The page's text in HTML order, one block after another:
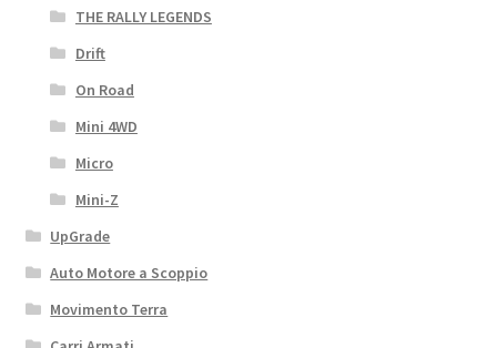
THE RALLY LEGENDS
Drift
On Road
Mini 4WD
Micro
Mini-Z
UpGrade
Auto Motore a Scoppio
Movimento Terra